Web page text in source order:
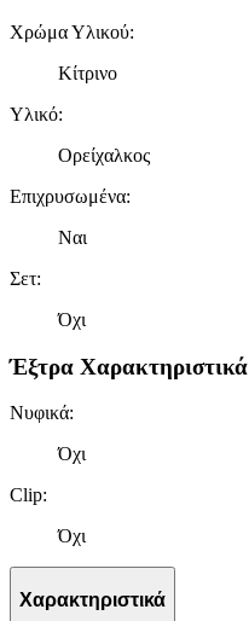
Χρώμα Υλικού:
Κίτρινο
Υλικό:
Ορείχαλκος
Επιχρυσωμένα:
Ναι
Σετ:
Όχι
Έξτρα Χαρακτηριστικά
Νυφικά:
Όχι
Clip:
Όχι
Χαρακτηριστικά